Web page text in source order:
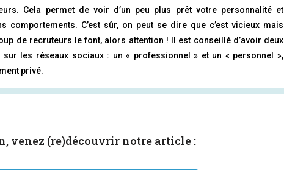
Cela permet de voir d’un peu plus prêt votre personnalité et
comportements. C’est sûr, on peut se dire que c’est vicieux mais
de recruteurs le font, alors attention ! Il est conseillé d’avoir deux
sur les réseaux sociaux : un « professionnel » et un « personnel »,
privé.
venez (re)découvrir notre article :